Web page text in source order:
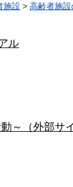
施設 > 高齢者施
ル
～（外部サ